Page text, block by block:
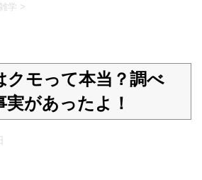
学 >
クモって本当？調べ
があったよ！